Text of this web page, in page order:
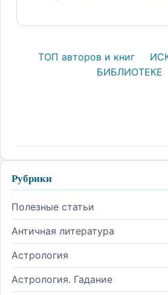
ТОП авторов и книг
БИБЛИОТЕКЕ
Рубрики
Полезные статьи
Античная литература
Астрология
Астрология. Гадание